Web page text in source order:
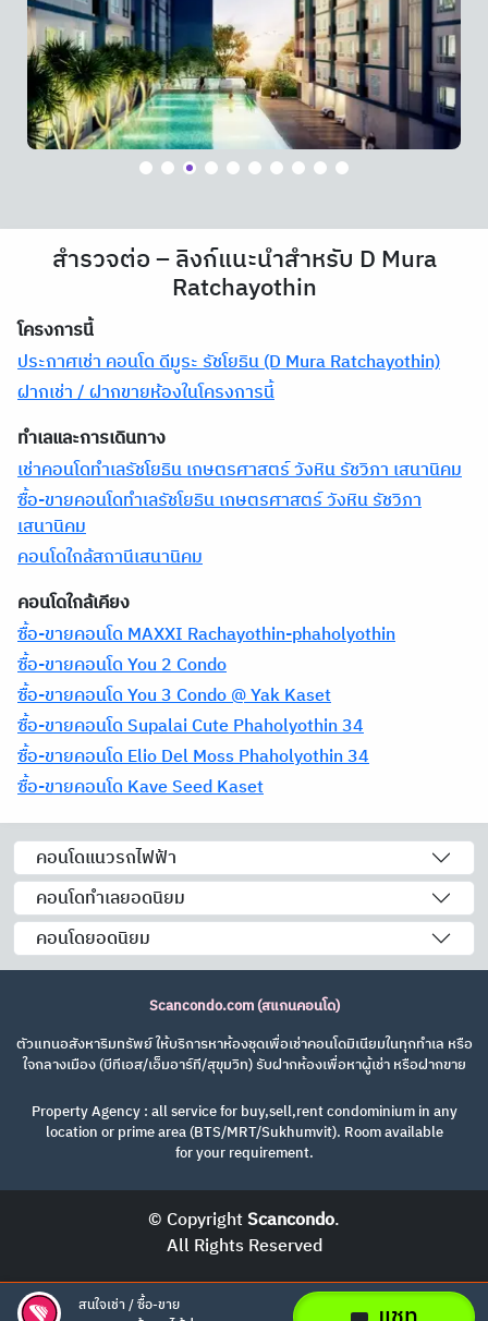
สำรวจต่อ – ลิงก์แนะนำสำหรับ D Mura
Ratchayothin
โครงการนี้
ประกาศเช่า คอนโด ดีมูระ รัชโยธิน (D Mura Ratchayothin)
ฝากเช่า / ฝากขายห้องในโครงการนี้
ทำเลและการเดินทาง
เช่าคอนโดทำเลรัชโยธิน เกษตรศาสตร์ วังหิน รัชวิภา เสนานิคม
ซื้อ-ขายคอนโดทำเลรัชโยธิน เกษตรศาสตร์ วังหิน รัชวิภา
เสนานิคม
คอนโดใกล้สถานีเสนานิคม
คอนโดใกล้เคียง
ซื้อ-ขายคอนโด MAXXI Rachayothin-phaholyothin
ซื้อ-ขายคอนโด You 2 Condo
ซื้อ-ขายคอนโด You 3 Condo @ Yak Kaset
ซื้อ-ขายคอนโด Supalai Cute Phaholyothin 34
ซื้อ-ขายคอนโด Elio Del Moss Phaholyothin 34
ซื้อ-ขายคอนโด Kave Seed Kaset
คอนโดแนวรถไฟฟ้า
คอนโดทำเลยอดนิยม
คอนโดยอดนิยม
Scancondo.com (สแกนคอนโด)
ตัวแทนอสังหาริมทรัพย์ ให้บริการหาห้องชุดเพื่อเช่าคอนโดมิเนียมในทุกทำเล หรือ
ใจกลางเมือง (บีทีเอส/เอ็มอาร์ที/สุขุมวิท) รับฝากห้องเพื่อหาผู้เช่า หรือฝากขาย
Property Agency : all service for buy,sell,rent condominium in any
location or prime area (BTS/MRT/Sukhumvit). Room available
for your requirement.
© CopyrightScancondo.
All Rights Reserved
สนใจเช่า / ซื้อ-ขาย